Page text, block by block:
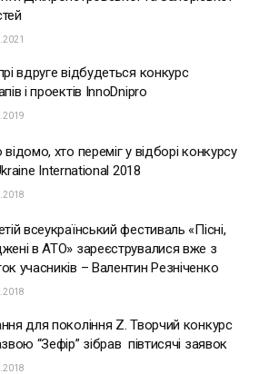
вдруге відбудеться конкурс
і проектів InnoDnipro
хто переміг у відборі конкурсу
International 2018
всеукраїнський фестиваль «Пісні,
в АТО» зареєструвалися вже з
учасників – Валентин Резніченко
для покоління Z. Творчий конкурс
“Зефір” зібрав півтисячі заявок